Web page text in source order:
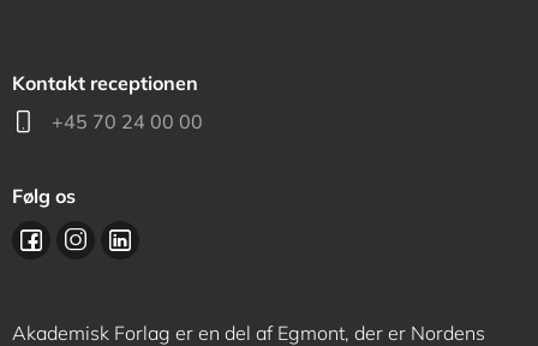
Kontakt receptionen
+45 70 24 00 00
Følg os
Akademisk Forlag er en del af Egmont, der er Nordens